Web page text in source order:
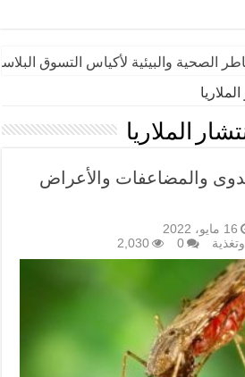
الصحية والبيئية لأكياس التسوق
الملاريا
والمضاعفات والأعراض
16 مايو، 2022
0
2,030